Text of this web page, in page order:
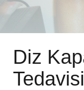
Diz
Tedavisi